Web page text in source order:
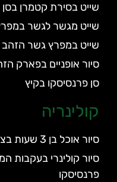
שייט בסירת קטמרן בסן
שייט מגשר לגשר
שייט במפרץ גשר הזהב
סיור אופניים בפארק
סן פרנסיסקו בקיץ
קולינריה
סיור אוכל בן 3 שעות בצפון ברקלי
סיור קולינרי בעקבות
פרנסיסקו